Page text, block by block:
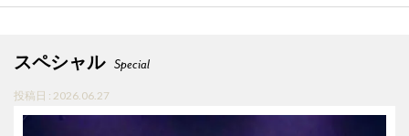
スペシャル Special
投稿日 : 2026.06.27